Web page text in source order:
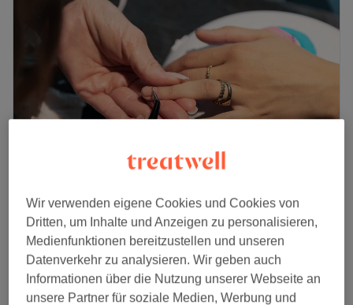
Beauty Spectrum
4,6
402 Bewertungen
zu weiteren Stadtteilen, Stuttgart
Auf Karte anzeigen
Nagelreparatur
5 Min.
5 €
Wir verwenden eigene Cookies und Cookies von
Dritten, um Inhalte und Anzeigen zu personalisieren,
Medienfunktionen bereitzustellen und unseren
Datenverkehr zu analysieren. Wir geben auch
Informationen über die Nutzung unserer Webseite an
unsere Partner für soziale Medien, Werbung und